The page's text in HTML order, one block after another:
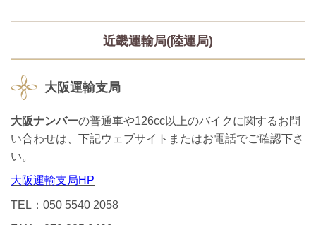
近畿運輸局(陸運局)
大阪運輸支局
大阪ナンバーの普通車や126cc以上のバイクに関するお問
い合わせは、下記ウェブサイトまたはお電話でご確認下さ
い。
大阪運輸支局HP
TEL：050 5540 2058